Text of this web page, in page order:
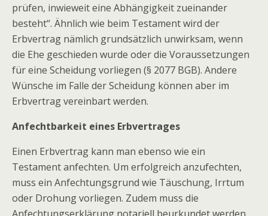
prüfen, inwieweit eine Abhängigkeit zueinander
besteht“. Ähnlich wie beim Testament wird der
Erbvertrag nämlich grundsätzlich unwirksam, wenn
die Ehe geschieden wurde oder die Voraussetzungen
für eine Scheidung vorliegen (§ 2077 BGB). Andere
Wünsche im Falle der Scheidung können aber im
Erbvertrag vereinbart werden.
Anfechtbarkeit eines Erbvertrages
Einen Erbvertrag kann man ebenso wie ein
Testament anfechten. Um erfolgreich anzufechten,
muss ein Anfechtungsgrund wie Täuschung, Irrtum
oder Drohung vorliegen. Zudem muss die